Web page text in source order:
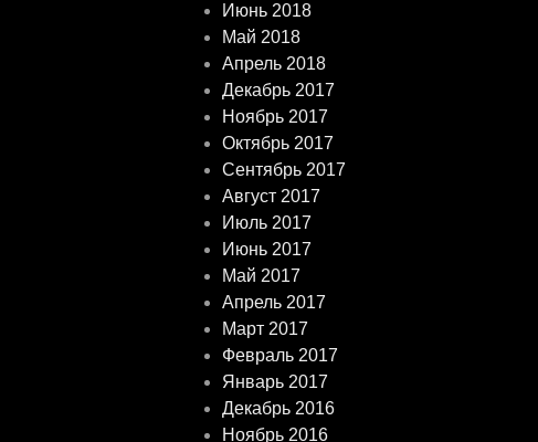
Июнь 2018
Май 2018
Апрель 2018
Декабрь 2017
Ноябрь 2017
Октябрь 2017
Сентябрь 2017
Август 2017
Июль 2017
Июнь 2017
Май 2017
Апрель 2017
Март 2017
Февраль 2017
Январь 2017
Декабрь 2016
Ноябрь 2016